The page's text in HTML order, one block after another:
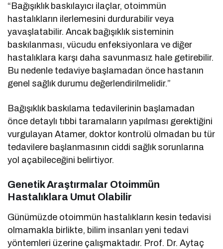
“Bağışıklık baskılayıcı ilaçlar, otoimmün
hastalıkların ilerlemesini durdurabilir veya
yavaşlatabilir. Ancak bağışıklık sisteminin
baskılanması, vücudu enfeksiyonlara ve diğer
hastalıklara karşı daha savunmasız hale getirebilir.
Bu nedenle tedaviye başlamadan önce hastanın
genel sağlık durumu değerlendirilmelidir.”
Bağışıklık baskılama tedavilerinin başlamadan
önce detaylı tıbbi taramaların yapılması gerektiğini
vurgulayan Atamer, doktor kontrolü olmadan bu tür
tedavilere başlanmasının ciddi sağlık sorunlarına
yol açabileceğini belirtiyor.
Genetik Araştırmalar Otoimmün
Hastalıklara Umut Olabilir
Günümüzde otoimmün hastalıkların kesin tedavisi
olmamakla birlikte, bilim insanları yeni tedavi
yöntemleri üzerine çalışmaktadır. Prof. Dr. Aytaç